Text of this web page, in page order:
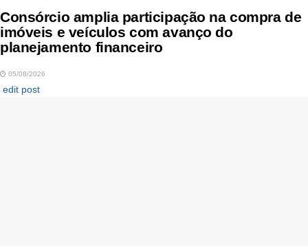
Consórcio amplia participação na compra de
imóveis e veículos com avanço do
planejamento financeiro
05/08/2026
edit post